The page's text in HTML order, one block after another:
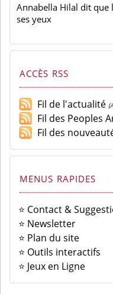
Annabella Hilal dit que
ses yeux
ACCÈS RSS
Fil de l'actualité
Fil des Peoples
Fil des
MENUS RAPIDES
⭐ Contact &
⭐ Newsletter
⭐ Plan du site
⭐ Outils interactifs
⭐ Jeux en Ligne